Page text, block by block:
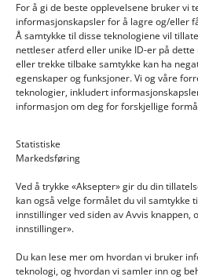
For å gi de beste opplevelsene bruker vi
informasjonskapsler for å lagre og/eller
Å samtykke til disse teknologiene vil
nettleser atferd eller unike ID-er på
eller trekke tilbake samtykke kan ha
egenskaper og funksjoner. Vi og våre
teknologier, inkludert
informasjon om deg for forskjellige
Statistiske
Markedsføring
Ved å trykke «Aksepter» gir du din
kan også velge formålet du vil samtykke
innstillinger ved siden av Avvis knappen,
innstillinger».
Du kan lese mer om hvordan vi bruker
teknologi, og hvordan vi samler inn og